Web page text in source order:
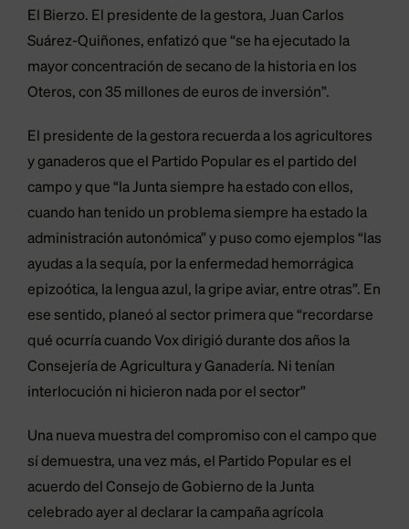
El Bierzo. El presidente de la gestora, Juan Carlos
Suárez-Quiñones, enfatizó que “se ha ejecutado la
mayor concentración de secano de la historia en los
Oteros, con 35 millones de euros de inversión”.
El presidente de la gestora recuerda a los agricultores
y ganaderos que el Partido Popular es el partido del
campo y que “la Junta siempre ha estado con ellos,
cuando han tenido un problema siempre ha estado la
administración autonómica” y puso como ejemplos “las
ayudas a la sequía, por la enfermedad hemorrágica
epizoótica, la lengua azul, la gripe aviar, entre otras”. En
ese sentido, planeó al sector primera que “recordarse
qué ocurría cuando Vox dirigió durante dos años la
Consejería de Agricultura y Ganadería. Ni tenían
interlocución ni hicieron nada por el sector”
Una nueva muestra del compromiso con el campo que
sí demuestra, una vez más, el Partido Popular es el
acuerdo del Consejo de Gobierno de la Junta
celebrado ayer al declarar la campaña agrícola